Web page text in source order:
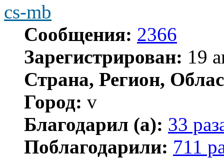
cs-mb
Сообщения: 2366
Зарегистрирован: 19
Страна, Регион,
Город: v
Благодарил (а): 33
Поблагодарили: 711